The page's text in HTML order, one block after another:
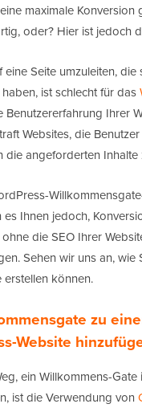
maximale Konversion
oder? Hier ist jedoch
eine Seite umzuleiten, die
ist schlecht für das
Benutzererfahrung Ihrer
Websites, die
die angeforderten Inhalte
Ihnen jedoch,
die SEO Ihrer
Sehen wir uns an, wie
erstellen können.
zu
Website
ein Willkommens-Gate
ist die Verwendung von